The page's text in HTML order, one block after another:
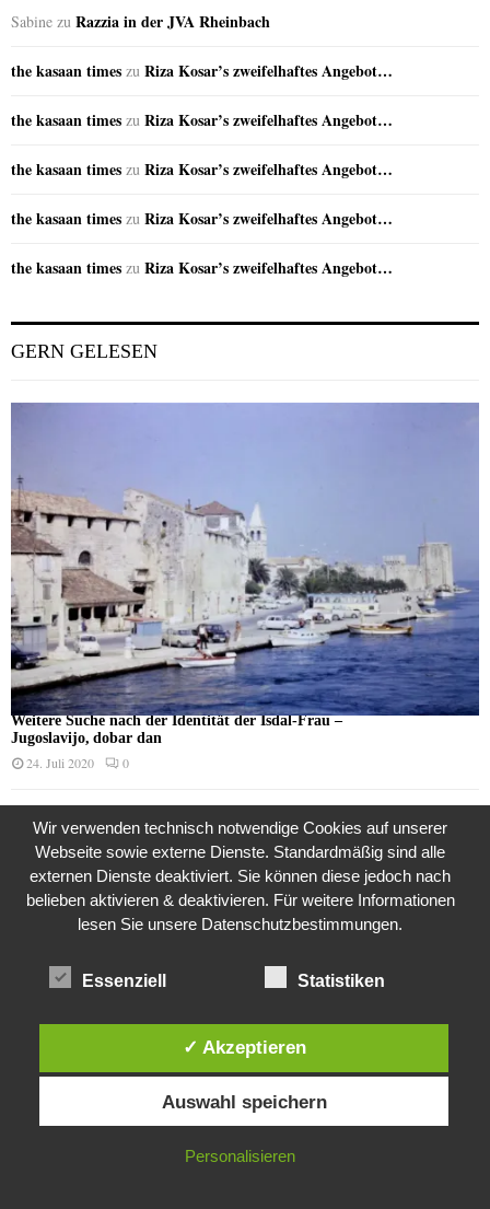
Sabine zu Razzia in der JVA Rheinbach
the kasaan times zu Riza Kosar’s zweifelhaftes Angebot…
the kasaan times zu Riza Kosar’s zweifelhaftes Angebot…
the kasaan times zu Riza Kosar’s zweifelhaftes Angebot…
the kasaan times zu Riza Kosar’s zweifelhaftes Angebot…
the kasaan times zu Riza Kosar’s zweifelhaftes Angebot…
GERN GELESEN
Weitere Suche nach der Identität der Isdal-Frau –
Jugoslavijo, dobar dan
24. Juli 2020 0
20. Juni 2017
Das Leben des Lachs
Die Geschichte der Kubushäuser
9. Juli 2018
Was ist denn das? -Mars „SOL 735“ Rover Curiosity
Diese Website verwendet Cookies. Durch die weitere Nutzung dieser
Website stimmst du der Verwendung von Cookies zu.
IN ORDNUNG
Wir verwenden technisch notwendige Cookies auf unserer
Webseite sowie externe Dienste. Standardmäßig sind alle
externen Dienste deaktiviert. Sie können diese jedoch nach
belieben aktivieren & deaktivieren. Für weitere Informationen
lesen Sie unsere Datenschutzbestimmungen.
Essenziell Statistiken
✓ Akzeptieren
Auswahl speichern
Personalisieren